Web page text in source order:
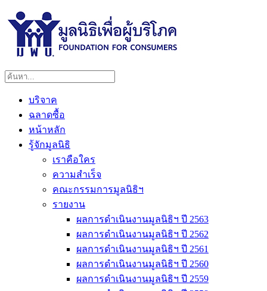
บริจาค
ฉลาดซื้อ
หน้าหลัก
รู้จักมูลนิธิ
เราคือใคร
ความสำเร็จ
คณะกรรมการมูลนิธิฯ
รายงาน
ผลการดำเนินงานมูลนิธิฯ ปี 2563
ผลการดำเนินงานมูลนิธิฯ ปี 2562
ผลการดำเนินงานมูลนิธิฯ ปี 2561
ผลการดำเนินงานมูลนิธิฯ ปี 2560
ผลการดำเนินงานมูลนิธิฯ ปี 2559